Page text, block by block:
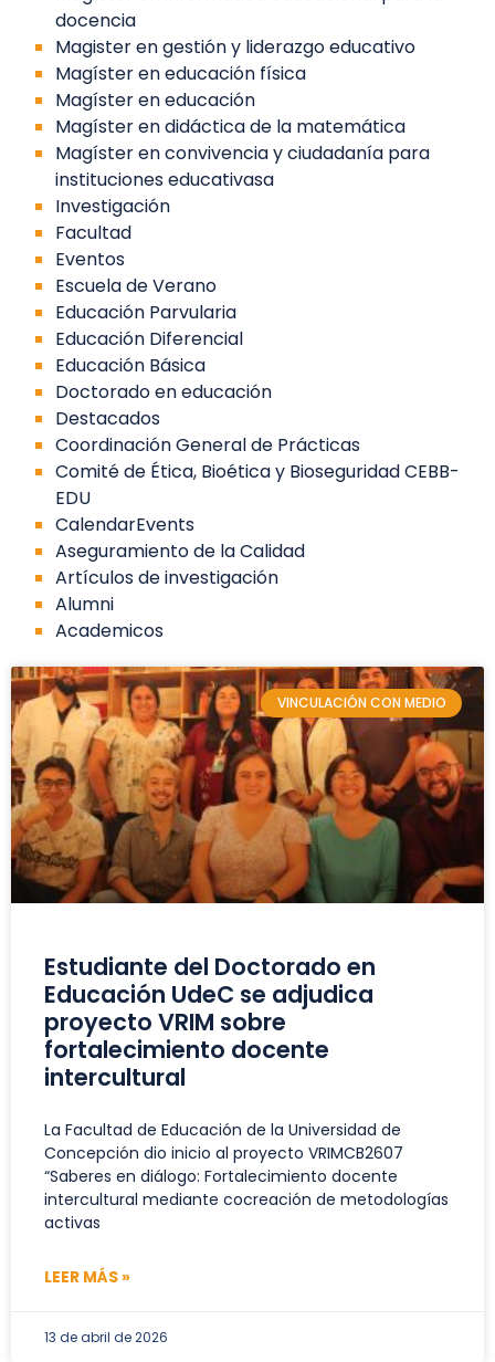
docencia
Magister en gestión y liderazgo educativo
Magíster en educación física
Magíster en educación
Magíster en didáctica de la matemática
Magíster en convivencia y ciudadanía para
instituciones educativasa
Investigación
Facultad
Eventos
Escuela de Verano
Educación Parvularia
Educación Diferencial
Educación Básica
Doctorado en educación
Destacados
Coordinación General de Prácticas
Comité de Ética, Bioética y Bioseguridad CEBB-
EDU
CalendarEvents
Aseguramiento de la Calidad
Artículos de investigación
Alumni
Academicos
VINCULACIÓN CON MEDIO
Estudiante del Doctorado en
Educación UdeC se adjudica
proyecto VRIM sobre
fortalecimiento docente
intercultural
La Facultad de Educación de la Universidad de
Concepción dio inicio al proyecto VRIMCB2607
“Saberes en diálogo: Fortalecimiento docente
intercultural mediante cocreación de metodologías
activas
LEER MÁS »
13 de abril de 2026